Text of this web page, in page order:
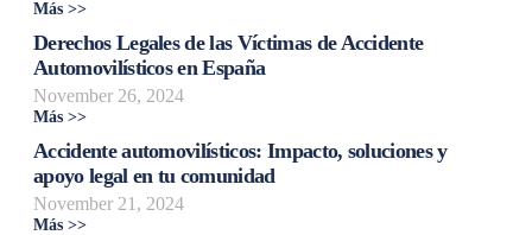
Más >>
Derechos Legales de las Víctimas de Accidente
Automovilísticos en España
November 26, 2024
Más >>
Accidente automovilísticos: Impacto, soluciones y
apoyo legal en tu comunidad
November 21, 2024
Más >>